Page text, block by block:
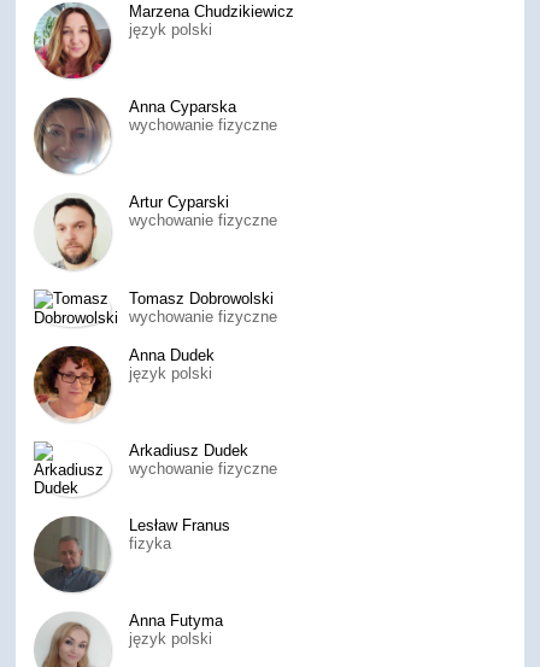
Marzena Chudzikiewicz
język polski
Anna Cyparska
wychowanie fizyczne
Artur Cyparski
wychowanie fizyczne
Tomasz Dobrowolski
wychowanie fizyczne
Anna Dudek
język polski
Arkadiusz Dudek
wychowanie fizyczne
Lesław Franus
fizyka
Anna Futyma
język polski